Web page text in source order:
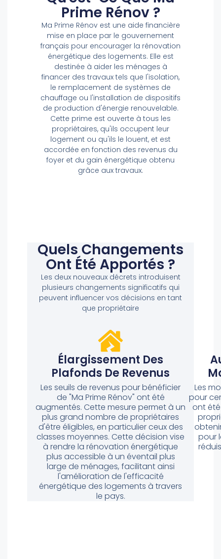
Prime Rénov ?
Ma Prime Rénov est une aide financière
mise en place par le gouvernement
français pour encourager la rénovation
énergétique des logements. Elle est
destinée à aider les ménages à
financer des travaux tels que l'isolation,
le remplacement de systèmes de
chauffage ou l'installation de dispositifs
de production d'énergie renouvelable.
Cette prime est ouverte à tous les
propriétaires, qu'ils occupent leur
logement ou qu'ils le louent, et est
accordée en fonction des revenus du
foyer et du gain énergétique obtenu
grâce aux travaux.
Quels Changements
Ont Été Apportés ?
Les deux nouveaux décrets introduisent
plusieurs changements significatifs qui
peuvent influencer vos décisions en tant
que propriétaire
Élargissement Des
Plafonds De Revenus
Les seuils de revenus pour bénéficier
de "Ma Prime Rénov" ont été
augmentés. Cette mesure permet à un
plus grand nombre de propriétaires
d'être éligibles, en particulier ceux des
classes moyennes. Cette décision vise
à rendre la rénovation énergétique
plus accessible à un éventail plus
large de ménages, facilitant ainsi
l'amélioration de l'efficacité
énergétique des logements à travers
le pays.
Les
pour
ont été
pour